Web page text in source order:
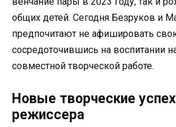
общих детей. Сегодня Безруков и
предпочитают не афишировать
сосредоточившись на воспитании
совместной творческой работе.
Новые творческие
режиссера